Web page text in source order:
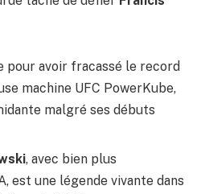
pour avoir fracassé le record
machine UFC PowerKube,
malgré ses débuts
, avec bien plus
est une légende vivante dans